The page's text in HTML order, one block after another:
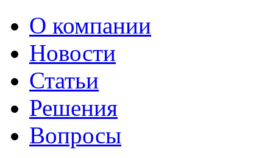
О компании
Новости
Статьи
Решения
Вопросы